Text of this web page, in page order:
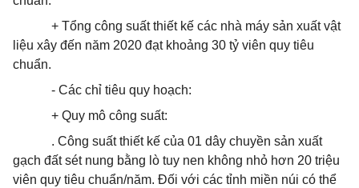
+ Tổng công suất thiết kế các nhà máy sản xuất vật
liệu xây đến năm 2020 đạt khoảng 30 tỷ viên quy tiêu
chuẩn.
- Các chỉ tiêu quy hoạch:
+ Quy mô công suất:
. Công suất thiết kế của 01 dây chuyền sản xuất
gạch đất sét nung bằng lò tuy nen không nhỏ hơn 20 triệu
viên quy tiêu chuẩn/năm. Đối với các tỉnh miền núi có thể